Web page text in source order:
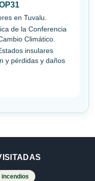
en Tuvalu.
de la Conferencia
Climático.
insulares
y pérdidas y daños
incendios